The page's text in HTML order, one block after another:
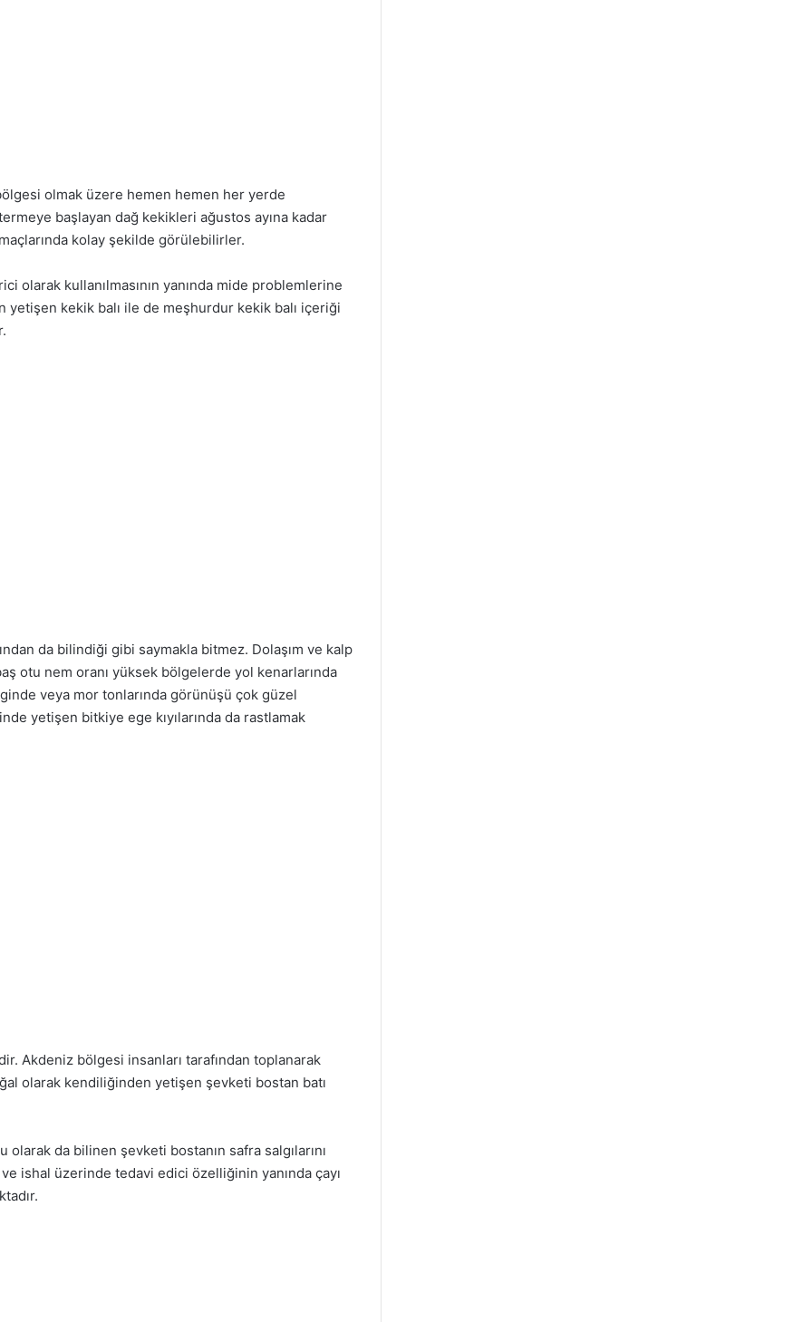
olmak üzere hemen hemen her yerde
başlayan dağ kekikleri ağustos ayına kadar
kolay şekilde görülebilirler.
olarak kullanılmasının yanında mide problemlerine
yetişen kekik balı ile de meşhurdur kekik balı içeriği
da bilindiği gibi saymakla bitmez. Dolaşım ve kalp
otu nem oranı yüksek bölgelerde yol kenarlarında
veya mor tonlarında görünüşü çok güzel
yetişen bitkiye ege kıyılarında da rastlamak
Akdeniz bölgesi insanları tarafından toplanarak
olarak kendiliğinden yetişen şevketi bostan batı
da bilinen şevketi bostanın safra salgılarını
ve ishal üzerinde tedavi edici özelliğinin yanında çayı